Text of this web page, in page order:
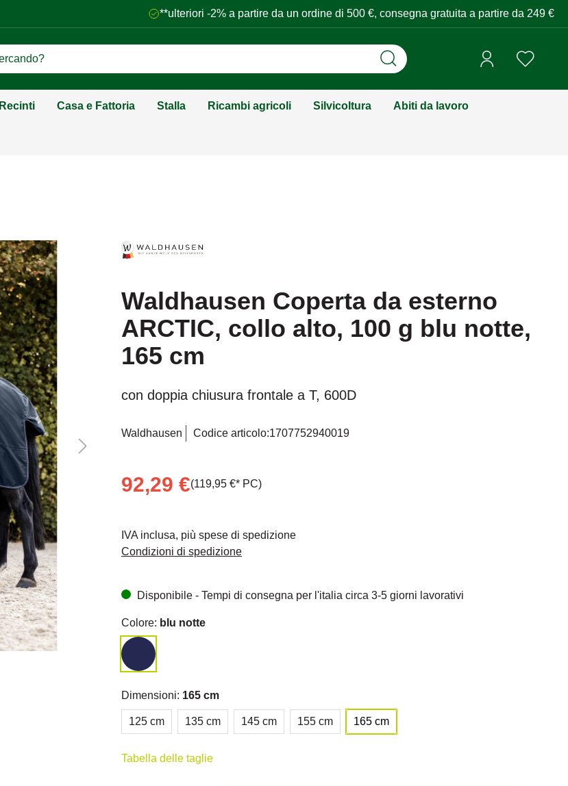
**ulteriori -2% a partire da un ordine di 500 €, consegna gratuita a partire da 249 €
Recinti Casa e Fattoria Stalla Ricambi agricoli Silvicoltura Abiti da lavoro
Mit dem Aufruf des Videos erklären Sie sich einverstanden, dass Ihre Daten an
Vimeo übermittelt werden und das Sie die
Datenschutzbestimmungen
Akzeptieren
Waldhausen Coperta da esterno
ARCTIC, collo alto, 100 g blu notte,
165 cm
con doppia chiusura frontale a T, 600D
Waldhausen Codice articolo:1707752940019
92,29 €(119,95 €* PC)
IVA inclusa, più spese di spedizione
Condizioni di spedizione
Disponibile - Tempi di consegna per l'italia circa 3-5 giorni lavorativi
Colore: blu notte
Dimensioni: 165 cm
125 cm 135 cm 145 cm 155 cm 165 cm
Tabella delle taglie